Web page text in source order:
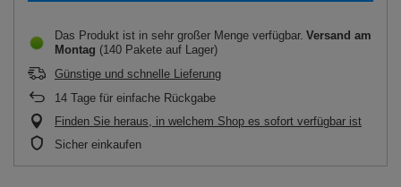
Das Produkt ist in sehr großer Menge verfügbar Versand am
Montag (140 Pakete auf Lager)
Günstige und schnelle Lieferung
14 Tage für einfache Rückgabe
Finden Sie heraus, in welchem Shop es sofort verfügbar ist
Sicher einkaufen